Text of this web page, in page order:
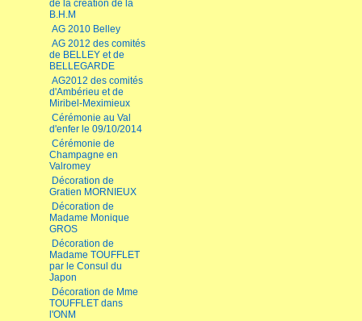
de la création de la
B.H.M
AG 2010 Belley
AG 2012 des comités
de BELLEY et de
BELLEGARDE
AG2012 des comités
d'Ambérieu et de
Miribel-Meximieux
Cérémonie au Val
d'enfer le 09/10/2014
Cérémonie de
Champagne en
Valromey
Décoration de
Gratien MORNIEUX
Décoration de
Madame Monique
GROS
Décoration de
Madame TOUFFLET
par le Consul du
Japon
Décoration de Mme
TOUFFLET dans
l'ONM